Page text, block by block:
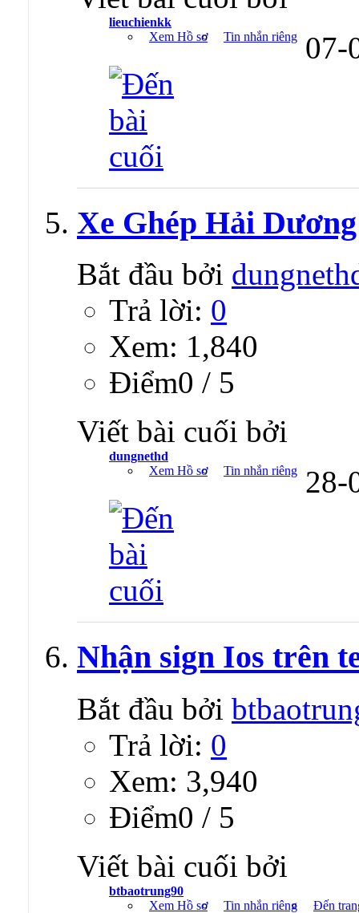
lieuchienkk
Xem Hồ sơ
Tin nhắn riêng 07-
Xe Ghép Hải
Bắt đầu bởi
Trả lời: 0
Xem: 1,840
Ðiểm0 / 5
Viết bài cuối bởi
dungnethd
Xem Hồ sơ
Tin nhắn riêng 28-
Nhận sign Ios trên
Bắt đầu bởi
Trả lời: 0
Xem: 3,940
Ðiểm0 / 5
Viết bài cuối bởi
btbaotrung90
Xem Hồ sơ
Tin nhắn riêng Đến